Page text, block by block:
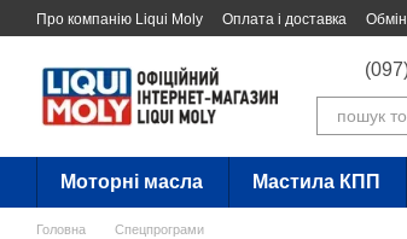
Перейти до основного контенту
Про компанію Liqui Moly Оплата і доставка
Моторні масла Мастила КПП
Головна Спецпрограми